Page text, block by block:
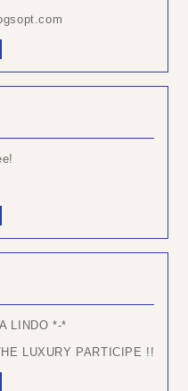
LINDO *-*
LUXURY PARTICIPE !!